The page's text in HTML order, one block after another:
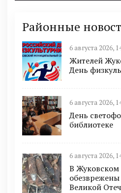
Районные
6 августа 2026,
Жителей
День
6 августа 2026,
День
библиотеке
6 августа 2026,
В Жуковском
Великой